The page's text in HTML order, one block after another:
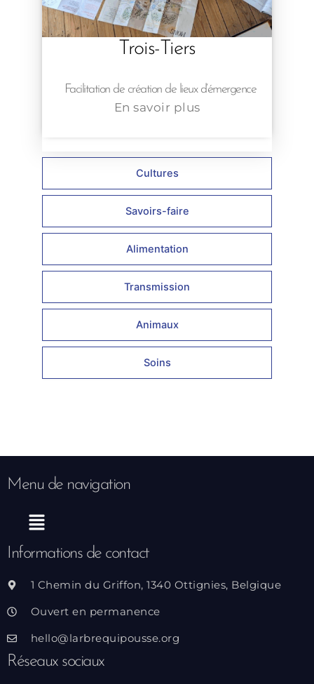
Cultures
Savoirs-faire
Alimentation
Transmission
Animaux
Soins
Trois-Tiers
Facilitation de création de lieux d’émergence
En savoir plus
Menu de navigation
Menu
Informations de contact
1 Chemin du Griffon, 1340 Ottignies, Belgique
Ouvert en permanence
hello@larbrequipousse.org
Réseaux sociaux